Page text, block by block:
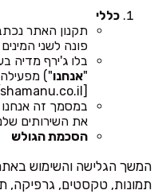
כללי
תקנון האתר
פונה לשני
בלו ג'ירף מדיה
"אנחנו")
[https://shamanu.co.il/] (להלן: "
במסמך זה
את השירותים
הסכמת הגולש
המשך הגלישה והשימוש
תמונות, טקסטים, גרפיקה,